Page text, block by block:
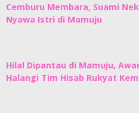
Cemburu Membara, Suami
Nyawa Istri di Mamuju
Hilal Dipantau di Mamuju,
Halangi Tim Hisab Rukyat